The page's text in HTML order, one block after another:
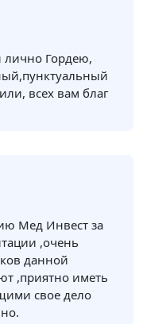
лично Гордею,
всех вам благ
Мед Инвест за
,очень
данной
,приятно иметь
свое дело